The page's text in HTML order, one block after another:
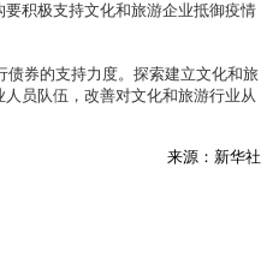
积极支持文化和旅游企业抵御疫情
券的支持力度。探索建立文化和旅
员队伍，改善对文化和旅游行业从
来源：新华社